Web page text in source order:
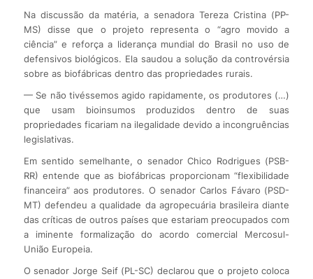
Na discussão da matéria, a senadora Tereza Cristina (PP-
MS) disse que o projeto representa o “agro movido a
ciência” e reforça a liderança mundial do Brasil no uso de
defensivos biológicos. Ela saudou a solução da controvérsia
sobre as biofábricas dentro das propriedades rurais.
— Se não tivéssemos agido rapidamente, os produtores (…)
que usam bioinsumos produzidos dentro de suas
propriedades ficariam na ilegalidade devido a incongruências
legislativas.
Em sentido semelhante, o senador Chico Rodrigues (PSB-
RR) entende que as biofábricas proporcionam “flexibilidade
financeira” aos produtores. O senador Carlos Fávaro (PSD-
MT) defendeu a qualidade da agropecuária brasileira diante
das críticas de outros países que estariam preocupados com
a iminente formalização do acordo comercial Mercosul-
União Europeia.
O senador Jorge Seif (PL-SC) declarou que o projeto coloca